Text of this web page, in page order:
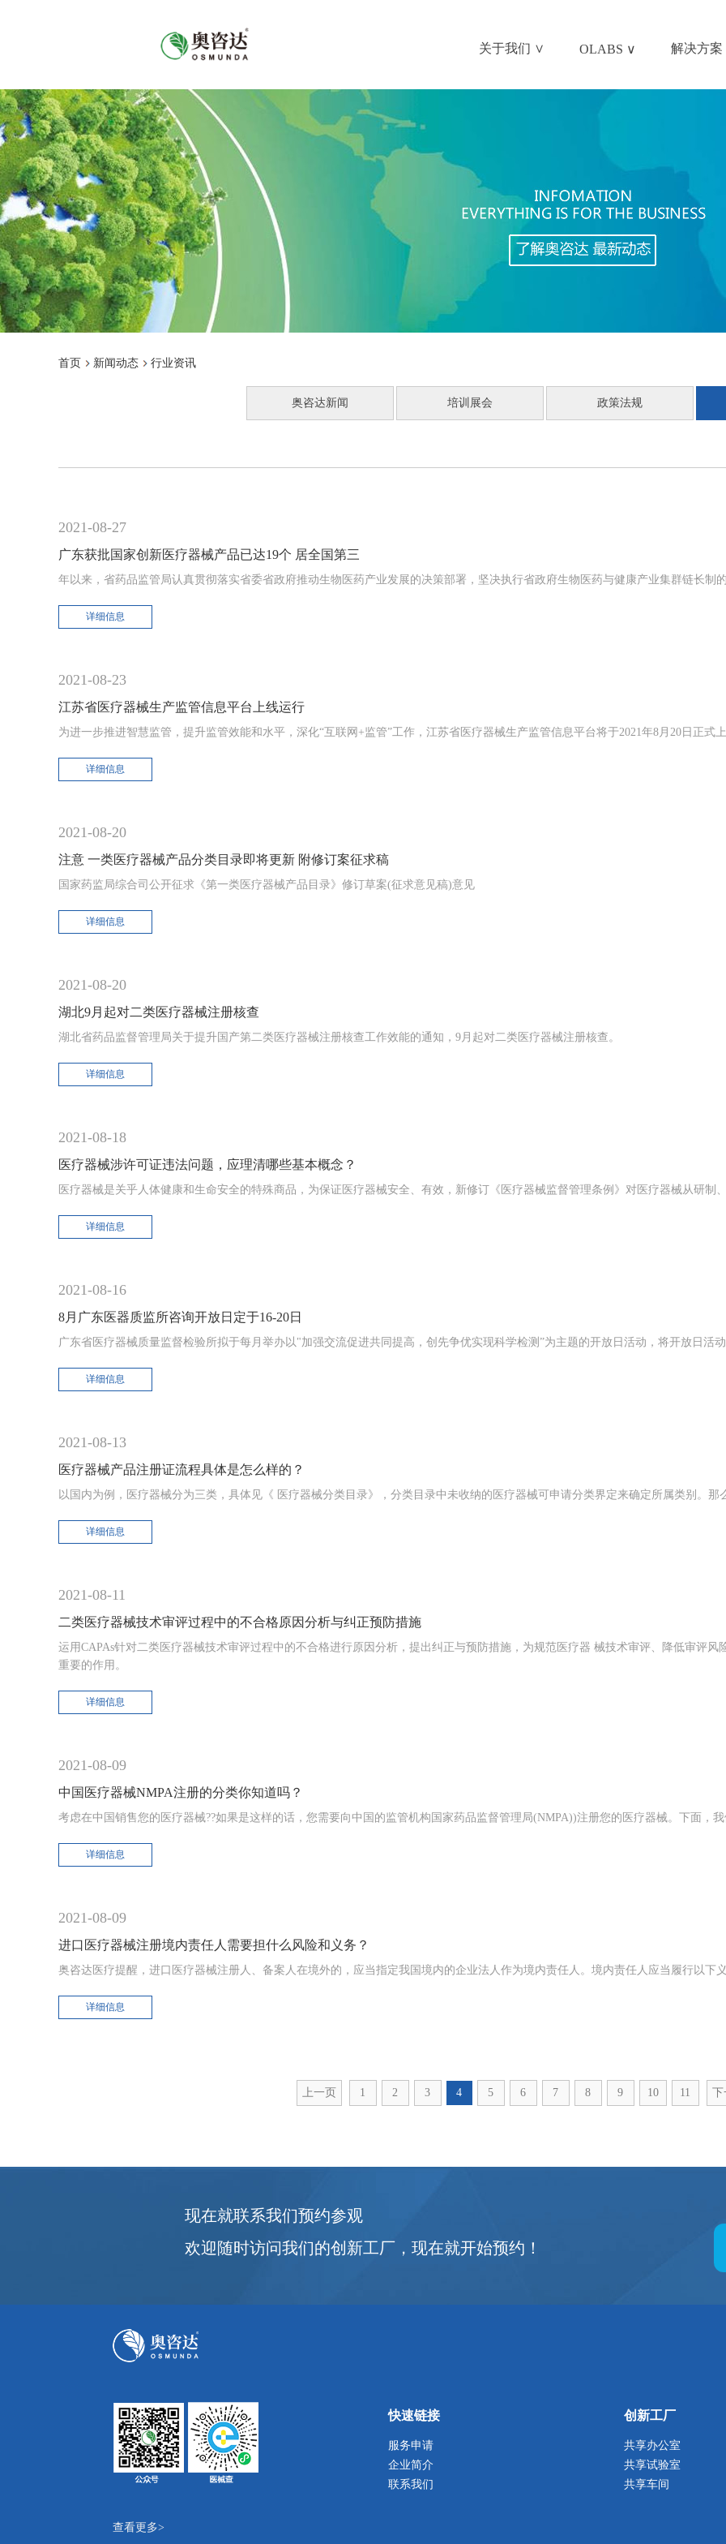
关于我们 ∨ OLABS ∨ 解决方
首页 新闻动态 行业资讯
奥咨达新闻 培训展会 政策法规
2021-08-27
广东获批国家创新医疗器械产品已达19个 居全国第三
年以来，省药品监管局认真贯彻落实省委省政府推动生物医药产业发展的决策部署，坚决执行省政府生物医药与健康产业集群链长制
详细信息
2021-08-23
江苏省医疗器械生产监管信息平台上线运行
为进一步推进智慧监管，提升监管效能和水平，深化“互联网+监管”工作，江苏省医疗器械生产监管信息平台将于2021年8月20日正式上
详细信息
2021-08-20
注意 一类医疗器械产品分类目录即将更新 附修订案征求稿
国家药监局综合司公开征求《第一类医疗器械产品目录》修订草案(征求意见稿)意见
详细信息
2021-08-20
湖北9月起对二类医疗器械注册核查
湖北省药品监督管理局关于提升国产第二类医疗器械注册核查工作效能的通知，9月起对二类医疗器械注册核查。
详细信息
2021-08-18
医疗器械涉许可证违法问题，应理清哪些基本概念？
医疗器械是关乎人体健康和生命安全的特殊商品，为保证医疗器械安全、有效，新修订《医疗器械监督管理条例》对医疗器械从研制
详细信息
2021-08-16
8月广东医器质监所咨询开放日定于16-20日
广东省医疗器械质量监督检验所拟于每月举办以"加强交流促进共同提高，创先争优实现科学检测”为主题的开放日活动，将开放日活动
详细信息
2021-08-13
医疗器械产品注册证流程具体是怎么样的？
以国内为例，医疗器械分为三类，具体见《 医疗器械分类目录》，分类目录中未收纳的医疗器械可申请分类界定来确定所属类别。那
详细信息
2021-08-11
二类医疗器械技术审评过程中的不合格原因分析与纠正预防措施
运用CAPAs针对二类医疗器械技术审评过程中的不合格进行原因分析，提出纠正与预防措施，为规范医疗器 械技术审评、降低审评
重要的作用。
详细信息
2021-08-09
中国医疗器械NMPA注册的分类你知道吗？
考虑在中国销售您的医疗器械??如果是这样的话，您需要向中国的监管机构国家药品监督管理局(NMPA))注册您的医疗器械。下面，
详细信息
2021-08-09
进口医疗器械注册境内责任人需要担什么风险和义务？
奥咨达医疗提醒，进口医疗器械注册人、备案人在境外的，应当指定我国境内的企业法人作为境内责任人。境内责任人应当履行以下义
详细信息
上一页 1 2 3 4 5 6 7 8 9 10 11 下
现在就联系我们预约参观
欢迎随时访问我们的创新工厂，现在就开始预约！
查看更多>
快速链接
服务申请
企业简介
联系我们
创新工厂
共享办公室
共享试验室
共享车间